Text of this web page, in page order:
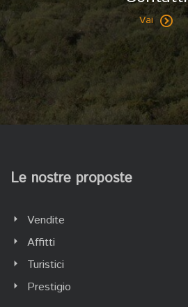
Vai
Le nostre proposte
Vendite
Affitti
Turistici
Prestigio